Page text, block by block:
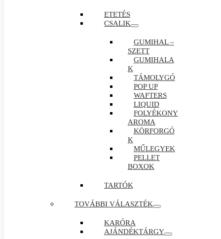
ETETÉS
CSALIK
GUMIHAL –
SZETT
GUMIHALA
K
TÁMOLYGÓ
POP UP
WAFTERS
LIQUID
FOLYÉKONY
AROMA
KÖRFORGÓ
K
MŰLEGYEK
PELLET
BOXOK
TARTÓK
TOVÁBBI VÁLASZTÉK
KARÓRA
AJÁNDÉKTÁRGY